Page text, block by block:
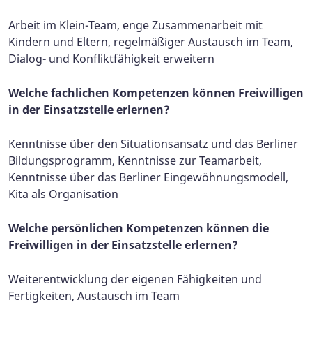
Arbeit im Klein-Team, enge Zusammenarbeit mit
Kindern und Eltern, regelmäßiger Austausch im Team,
Dialog- und Konfliktfähigkeit erweitern
Welche fachlichen Kompetenzen können Freiwilligen
in der Einsatzstelle erlernen?
Kenntnisse über den Situationsansatz und das Berliner
Bildungsprogramm, Kenntnisse zur Teamarbeit,
Kenntnisse über das Berliner Eingewöhnungsmodell,
Kita als Organisation
Welche persönlichen Kompetenzen können die
Freiwilligen in der Einsatzstelle erlernen?
Weiterentwicklung der eigenen Fähigkeiten und
Fertigkeiten, Austausch im Team